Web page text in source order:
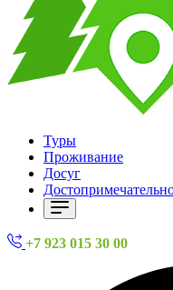
Туры
Проживание
Досуг
+7 923 015 30 00